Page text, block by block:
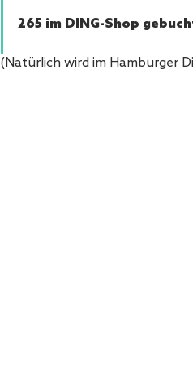
265 im DING-Shop
(Natürlich wird im Hamburger